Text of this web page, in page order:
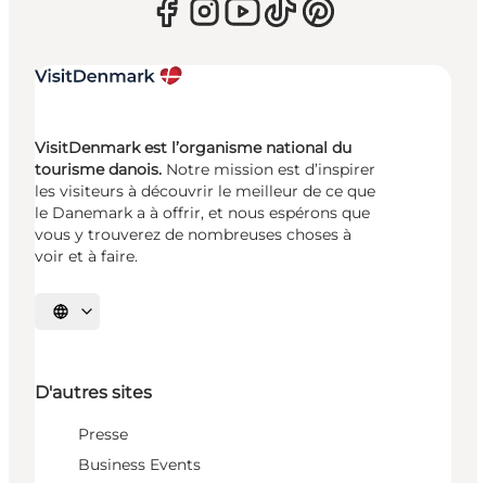
VisitDenmark est l’organisme national du
tourisme danois. Notre mission est d’inspirer
les visiteurs à découvrir le meilleur de ce que
le Danemark a à offrir, et nous espérons que
vous y trouverez de nombreuses choses à
voir et à faire.
Choisissez la langue
D'autres sites
Presse
Business Events